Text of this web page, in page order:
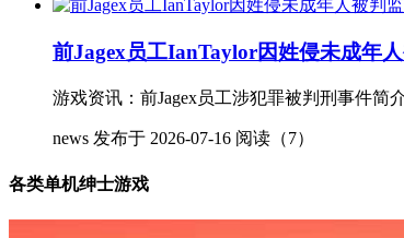
前Jagex员工IanTaylor因姓侵未成年
游戏资讯：前Jagex员工涉犯罪被判刑事件简
news 发布于 2026-07-16 阅读（7）
各类单机绅士游戏